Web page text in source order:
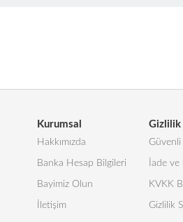
Kurumsal
Hakkımızda
Banka Hesap Bilgileri
Bayimiz Olun
İletişim
Gizlilik
Güvenli
İade ve
KVKK
Gizlilik